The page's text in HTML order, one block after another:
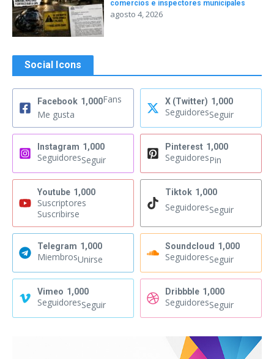
comercios e inspectores municipales
agosto 4, 2026
Social Icons
Facebook 1,000Fans
Me gusta
X (Twitter) 1,000
SeguidoresSeguir
Instagram 1,000
SeguidoresSeguir
Pinterest 1,000
SeguidoresPin
Youtube 1,000
Suscriptores
Suscribirse
Tiktok 1,000
SeguidoresSeguir
Telegram 1,000
MiembrosUnirse
Soundcloud 1,000
SeguidoresSeguir
Vimeo 1,000
SeguidoresSeguir
Dribbble 1,000
SeguidoresSeguir